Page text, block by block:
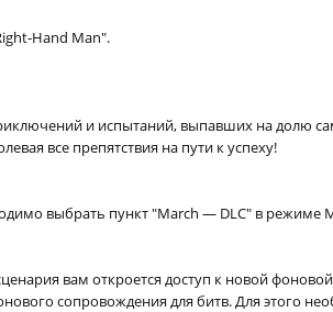
Hand Man".
и испытаний, выпавших на
все препятствия на пути к успеху!
выбрать пункт "March — DLC" в режиме
вам откроется доступ к новой
сопровождения для битв. Для этого